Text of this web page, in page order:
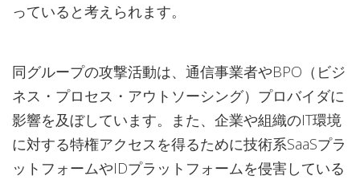
っていると考えられます。
同グループの攻撃活動は、通信事業者やBPO（ビジ
ネス・プロセス・アウトソーシング）プロバイダに
影響を及ぼしています。また、企業や組織のIT環境
に対する特権アクセスを得るために技術系SaaSプラ
ットフォームやIDプラットフォームを侵害している